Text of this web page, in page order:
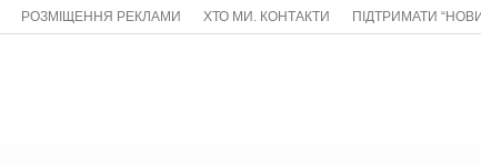
РОЗМІЩЕННЯ РЕКЛАМИ ХТО МИ. КОНТАКТИ ПІДТРИМАТИ